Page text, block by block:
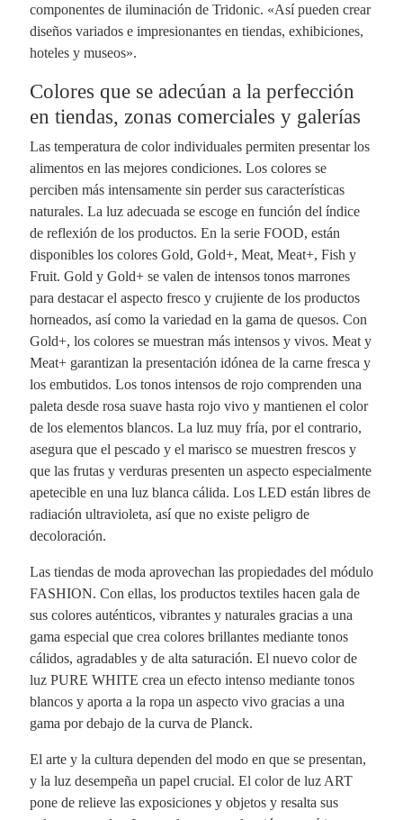
componentes de iluminación de Tridonic. «Así pueden crear
diseños variados e impresionantes en tiendas, exhibiciones,
hoteles y museos».
Colores que se adecúan a la perfección
en tiendas, zonas comerciales y galerías
Las temperatura de color individuales permiten presentar los
alimentos en las mejores condiciones. Los colores se
perciben más intensamente sin perder sus características
naturales. La luz adecuada se escoge en función del índice
de reflexión de los productos. En la serie FOOD, están
disponibles los colores Gold, Gold+, Meat, Meat+, Fish y
Fruit. Gold y Gold+ se valen de intensos tonos marrones
para destacar el aspecto fresco y crujiente de los productos
horneados, así como la variedad en la gama de quesos. Con
Gold+, los colores se muestran más intensos y vivos. Meat y
Meat+ garantizan la presentación idónea de la carne fresca y
los embutidos. Los tonos intensos de rojo comprenden una
paleta desde rosa suave hasta rojo vivo y mantienen el color
de los elementos blancos. La luz muy fría, por el contrario,
asegura que el pescado y el marisco se muestren frescos y
que las frutas y verduras presenten un aspecto especialmente
apetecible en una luz blanca cálida. Los LED están libres de
radiación ultravioleta, así que no existe peligro de
decoloración.
Las tiendas de moda aprovechan las propiedades del módulo
FASHION. Con ellas, los productos textiles hacen gala de
sus colores auténticos, vibrantes y naturales gracias a una
gama especial que crea colores brillantes mediante tonos
cálidos, agradables y de alta saturación. El nuevo color de
luz PURE WHITE crea un efecto intenso mediante tonos
blancos y aporta a la ropa un aspecto vivo gracias a una
gama por debajo de la curva de Planck.
El arte y la cultura dependen del modo en que se presentan,
y la luz desempeña un papel crucial. El color de luz ART
pone de relieve las exposiciones y objetos y resalta sus